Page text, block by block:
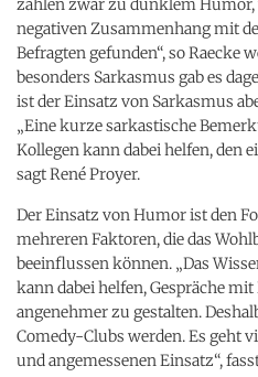
negativen Zusammenhang mit
Befragten gefunden“, so Raecke
besonders Sarkasmus gab es
ist der Einsatz von Sarkasmus
„Eine kurze sarkastische
Kollegen kann dabei helfen, den
sagt René Proyer.
Der Einsatz von Humor ist den
mehreren Faktoren, die das
beeinflussen können. „Das
kann dabei helfen, Gespräche
angenehmer zu gestalten.
Comedy-Clubs werden. Es geht
und angemessenen Einsatz“,